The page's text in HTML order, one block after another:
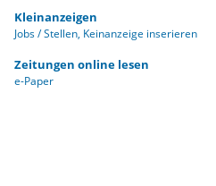
Kleinanzeigen
Jobs / Stellen Keinanzeige inserieren
Zeitungen online lesen
e-Paper